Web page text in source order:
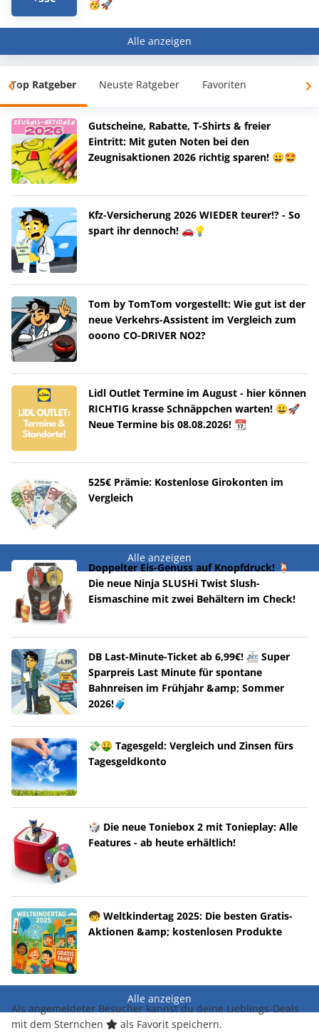
🥳🚀
Alle anzeigen
Top Ratgeber Neuste Ratgeber Favoriten
Gutscheine, Rabatte, T-Shirts & freier
Eintritt: Mit guten Noten bei den
Zeugnisaktionen 2026 richtig sparen! 😀🤩
Kfz-Versicherung 2026 WIEDER teurer!? - So
spart ihr dennoch! 🚗💡
Tom by TomTom vorgestellt: Wie gut ist der
neue Verkehrs-Assistent im Vergleich zum
ooono CO-DRIVER NO2?
Lidl Outlet Termine im August - hier können
RICHTIG krasse Schnäppchen warten! 😀🚀
Neue Termine bis 08.08.2026! 📆
525€ Prämie: Kostenlose Girokonten im
Vergleich
Alle anzeigen
Doppelter Eis-Genuss auf Knopfdruck! 🍹
Die neue Ninja SLUSHi Twist Slush-
Eismaschine mit zwei Behältern im Check!
DB Last-Minute-Ticket ab 6,99€! 🚈 Super
Sparpreis Last Minute für spontane
Bahnreisen im Frühjahr &amp; Sommer
2026!🧳
💸🤑 Tagesgeld: Vergleich und Zinsen fürs
Tagesgeldkonto
🎲 Die neue Toniebox 2 mit Tonieplay: Alle
Features - ab heute erhältlich!
🧒 Weltkindertag 2025: Die besten Gratis-
Aktionen &amp; kostenlosen Produkte
Alle anzeigen
Als angemeldeter Besucher kannst du deine Lieblings-Deals
mit dem Sternchen
als Favorit speichern.